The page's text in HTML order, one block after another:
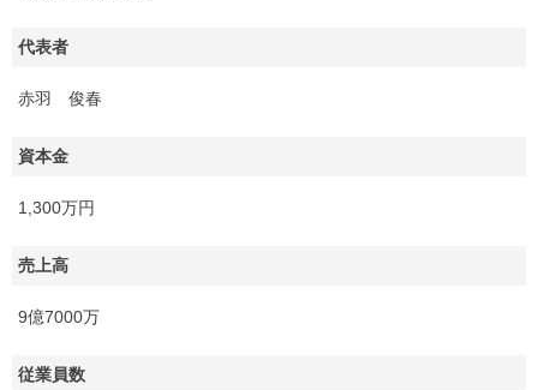
代表者
赤羽 俊春
資本金
1,300万円
売上高
9億7000万
従業員数